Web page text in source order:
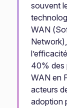
souvent
WAN
40% des
WAN en
acteurs
adoption